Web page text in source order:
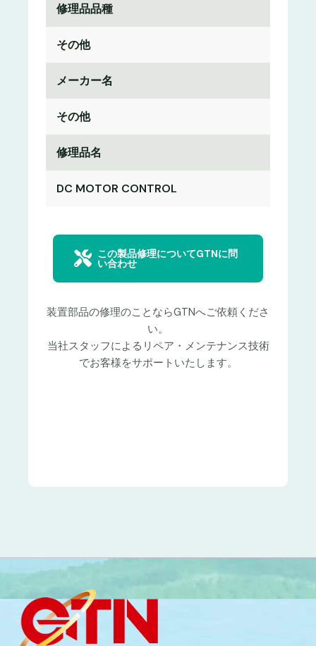
修理品品種
その他
メーカー名
その他
修理品名
DC MOTOR CONTROL
この製品修理についてGTNに問
い合わせ
装置部品の修理のことならGTNへご依頼くださ
い。
当社スタッフによるリペア・メンテナンス技術
でお客様をサポートいたします。